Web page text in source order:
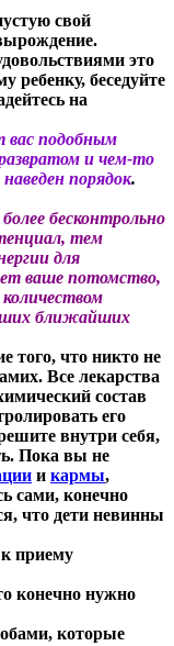
свой
это
ребенку, беседуйте
на
вас подобным
развратом и чем-то
порядок.
бесконтрольно
тем
для
ваше потомство,
ближайших
того, что никто не
Все лекарства
состав
его
внутри себя,
Пока вы не
и кармы,
сами, конечно
что дети невинны
приему
конечно нужно
которые